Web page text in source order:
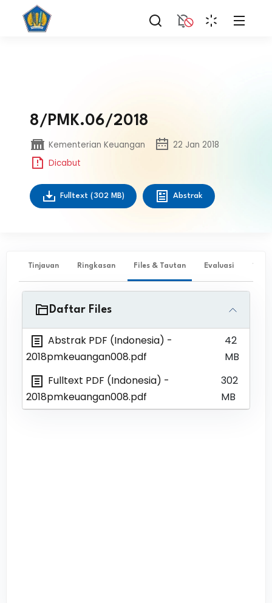
8/PMK.06/2018
Kementerian Keuangan
22 Jan 2018
Dicabut
Fulltext (302 MB) Abstrak
Tinjauan Ringkasan Files & Tautan Evaluasi ✨
Daftar Files
Abstrak PDF (Indonesia) -
2018pmkeuangan008.pdf
42
MB
Fulltext PDF (Indonesia) -
2018pmkeuangan008.pdf
302
MB